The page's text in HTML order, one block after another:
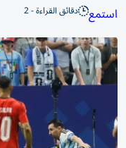
استمع دقائق القراءة - 2